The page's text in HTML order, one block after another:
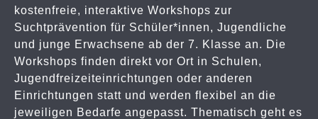
kostenfreie, interaktive Workshops zur
Suchtprävention für Schüler*innen, Jugendliche
und junge Erwachsene ab der 7. Klasse an. Die
Workshops finden direkt vor Ort in Schulen,
Jugendfreizeiteinrichtungen oder anderen
Einrichtungen statt und werden flexibel an die
jeweiligen Bedarfe angepasst. Thematisch geht es